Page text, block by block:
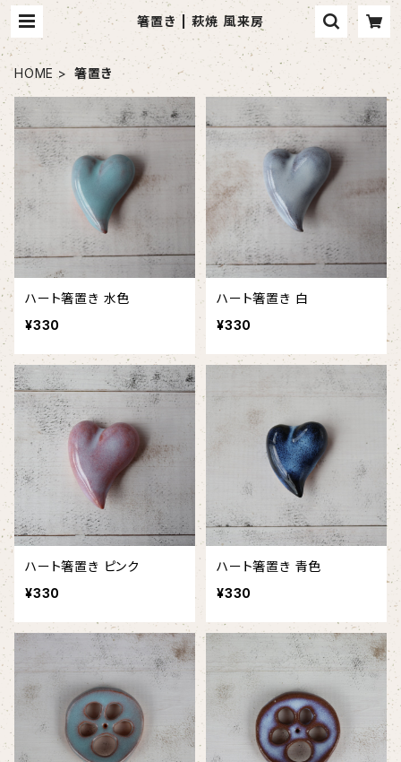
箸置き | 萩焼 風来房
HOME 箸置き
ハート箸置き 水色
¥330
ハート箸置き 白
¥330
ハート箸置き ピンク
¥330
ハート箸置き 青色
¥330